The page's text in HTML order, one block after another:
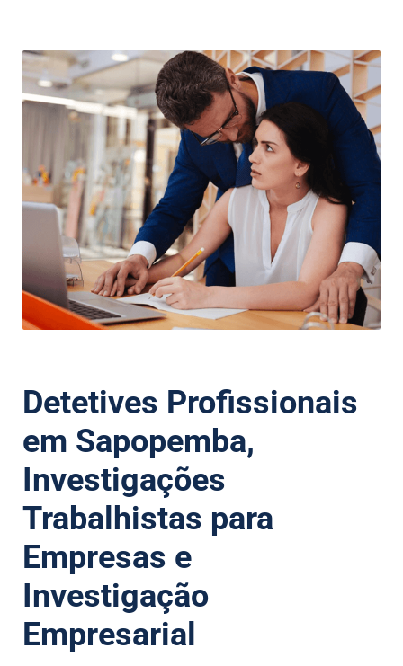
Detetives Profissionais
em Sapopemba,
Investigações
Trabalhistas para
Empresas e
Investigação
Empresarial